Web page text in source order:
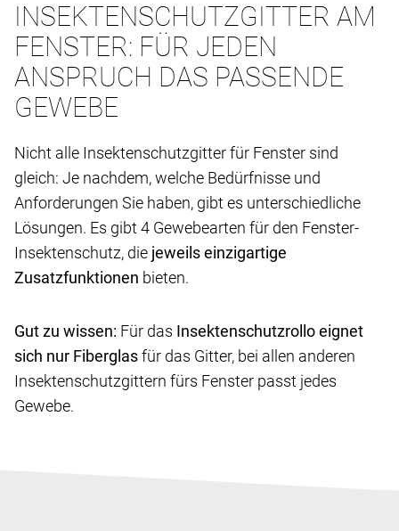
INSEKTENSCHUTZGITTER AM
FENSTER: FÜR JEDEN
ANSPRUCH DAS PASSENDE
GEWEBE
Nicht alle Insektenschutzgitter für Fenster sind
gleich: Je nachdem, welche Bedürfnisse und
Anforderungen Sie haben, gibt es unterschiedliche
Lösungen. Es gibt 4 Gewebearten für den Fenster-
Insektenschutz, die jeweils einzigartige
Zusatzfunktionen bieten.
Gut zu wissen: Für das Insektenschutzrollo eignet
sich nur Fiberglasfür das Gitter, bei allen anderen
Insektenschutzgittern fürs Fenster passt jedes
Gewebe.